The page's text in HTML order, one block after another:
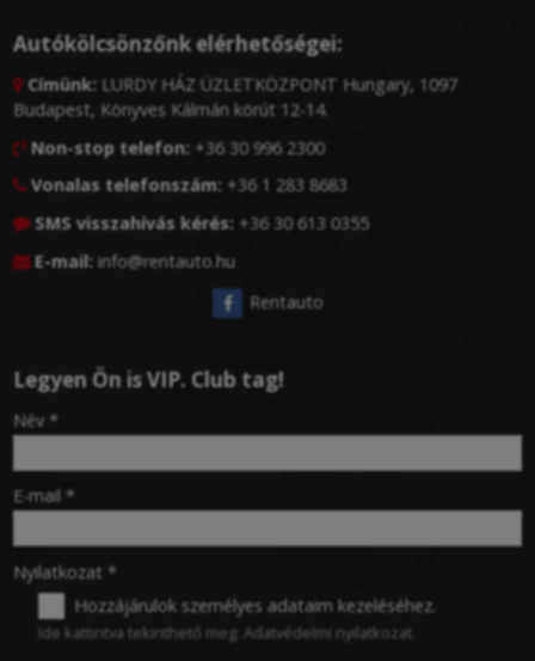
Autókölcsönzőnk elérhetőségei:
 Címünk: LURDY HÁZ ÜZLETKÖZPONT Hungary, 1097
Budapest, Könyves Kálmán körút 12-14.
 Non-stop telefon: +36 30 996 2300
 Vonalas telefonszám: +36 1 283 8683
 SMS visszahívás kérés: +36 30 613 0355
 E-mail: info@rentauto.hu
Rentauto
Legyen Ön is VIP. Club tag!
-
-
-
Név *
E-mail *
Nyilatkozat *
Hozzájárulok személyes adataim kezeléséhez.
Ide kattintva tekinthető meg: Adatvédelmi nyilatkozat